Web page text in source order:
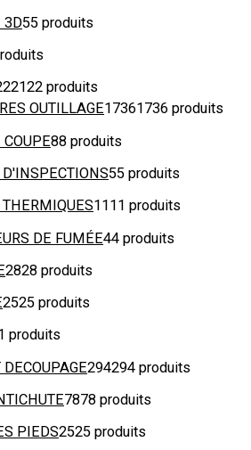
3D55 produits
2122 produits
OUTILLAGE17361736 produits
88 produits
55 produits
11 11 produits
DE FUMÉE44 produits
2828 produits
2525 produits
produits
294294 produits
7878 produits
PIEDS2525 produits